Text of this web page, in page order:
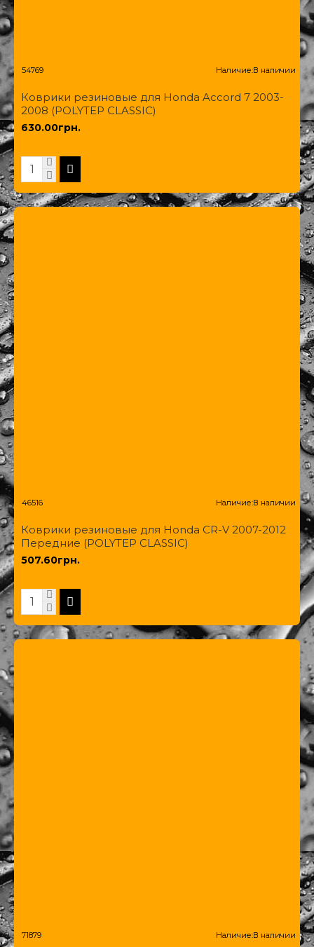
54769 Наличие:В наличии
Коврики резиновые для Honda Accord 7 2003-
2008 (POLYTEP CLASSIC)
630.00грн.
46516 Наличие:В наличии
Коврики резиновые для Honda CR-V 2007-2012
Передние (POLYTEP CLASSIC)
507.60грн.
71879 Наличие:В наличии